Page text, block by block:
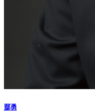
鄢勇